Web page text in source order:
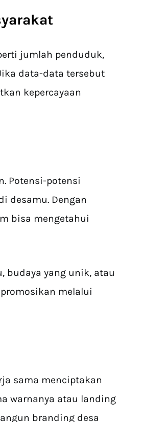
jumlah penduduk,
data-data tersebut
kepercayaan
Potensi-potensi
desamu. Dengan
bisa mengetahui
budaya yang unik, atau
melalui
sama menciptakan
warnanya atau landing
branding desa